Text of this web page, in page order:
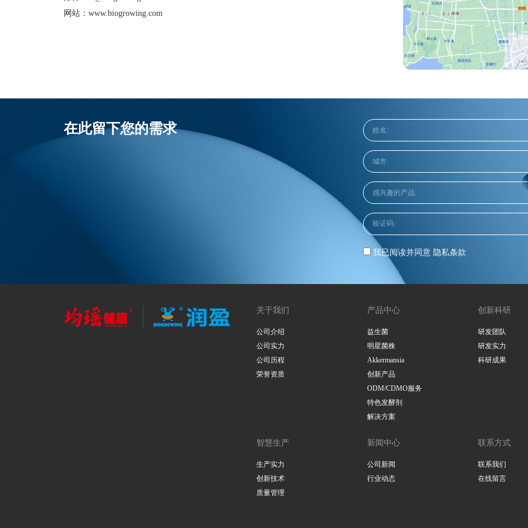
网站：www.biogrowing.com
在此留下您的需求
我已阅读并同意 隐私条款
关于我们
公司介绍
公司实力
公司历程
荣誉资质
产品中心
益生菌
明星菌株
Akkermansia
创新产品
ODM/CDMO服务
特色发酵剂
解决方案
创新科研
研发团队
研发实力
科研成果
智慧生产
生产实力
创新技术
质量管理
新闻中心
公司新闻
行业动态
联系方式
联系我们
在线留言